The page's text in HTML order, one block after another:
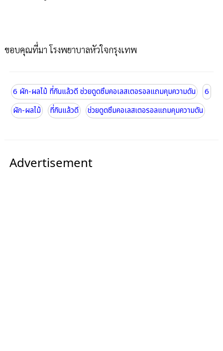
ขอบคุณที่มา โรงพยาบาลหัวใจกรุงเทพ
6 ผัก-ผลไม้ ที่กินแล้วดี ช่วยดูดซึมคอเลสเตอรอลแถมคุมความดัน
6
ผัก-ผลไม้
ที่กินแล้วดี ช่วยดูดซึมคอเลสเตอรอลแถมคุมความดัน
Advertisement